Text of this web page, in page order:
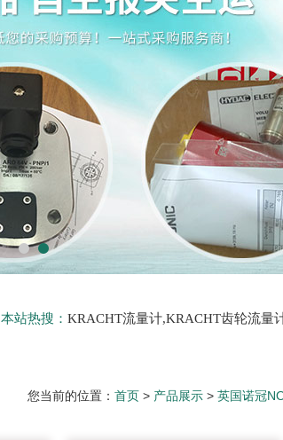
本站热搜： KRACHT流量计,KRACHT齿轮流量
您当前的位置： 首页 > 产品展示 > 英国诺冠